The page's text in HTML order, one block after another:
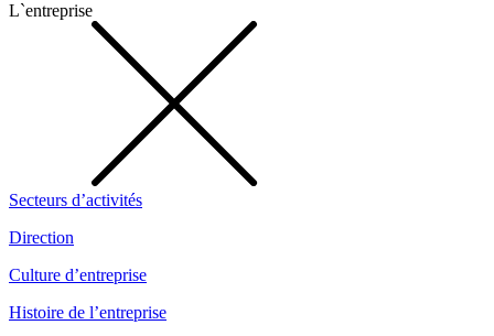
L`entreprise
Secteurs d’activités
Direction
Culture d’entreprise
Histoire de l’entreprise